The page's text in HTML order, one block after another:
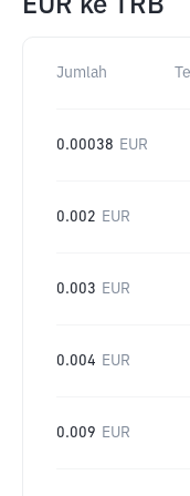
EUR ke TRB
Jumlah
0.00038 EUR
0.002 EUR
0.003 EUR
0.004 EUR
0.009 EUR